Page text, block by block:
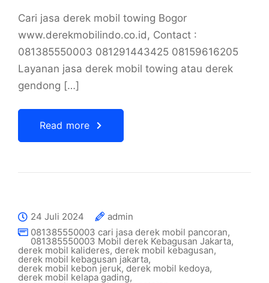
Cari jasa derek mobil towing Bogor
www.derekmobilindo.co.id, Contact :
081385550003 081291443425 08159616205
Layanan jasa derek mobil towing atau derek
gendong […]
Read more
24 Juli 2024
admin
081385550003 cari jasa derek mobil pancoran,
081385550003 Mobil derek Kebagusan Jakarta,
derek mobil kalideres, derek mobil kebagusan,
derek mobil kebagusan jakarta,
derek mobil kebon jeruk, derek mobil kedoya,
derek mobil kelapa gading,